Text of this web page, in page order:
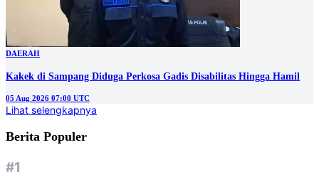
DAERAH
Kakek di Sampang Diduga Perkosa Gadis Disabilitas Hingga Hamil
05 Aug 2026 07:00 UTC
Lihat selengkapnya
Berita Populer
#1